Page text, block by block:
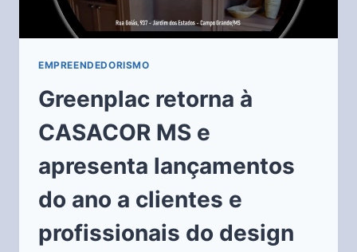
EMPREENDEDORISMO
Greenplac retorna à
CASACOR MS e
apresenta lançamentos
do ano a clientes e
profissionais do design